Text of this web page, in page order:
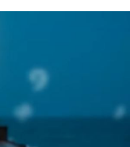
مصطفى كامل
مايسه عطوه